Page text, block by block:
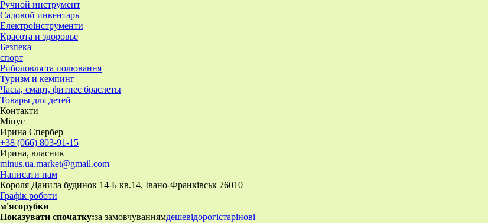
Ручной инструмент
Садовой инвентарь
Електроінструменти
Красота и здоровье
Безпека
спорт
Риболовля та полювання
Туризм и кемпинг
Часы, смарт, фитнес браслеты
Товары для детей
Контакти
Мінус
Ирина Спербер
+38 (066) 803-91-15
Ирина, власник
minus.ua.market@gmail.com
Написати нам
Короля Данила будинок 14-Б кв.14, Івано-Франківськ 76010
Графік роботи
м'ясорубки
Показувати спочатку:за замовчуваннямдешевідорогістарінові